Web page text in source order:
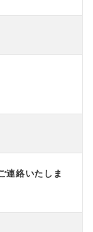
連絡いたしま